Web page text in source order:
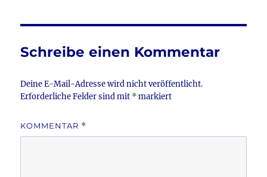
b
o
o
k
r
Schreibe einen Kommentar
Deine E-Mail-Adresse wird nicht veröffentlicht.
Erforderliche Felder sind mit *markiert
KOMMENTAR *